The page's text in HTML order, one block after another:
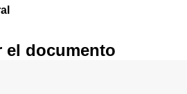
el documento